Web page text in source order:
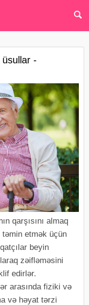
üsullar -
qarşısını almaq
təmin etmək üçün
beyin
zəifləməsini
edirlər.
arasında fiziki və
və həyat tərzi